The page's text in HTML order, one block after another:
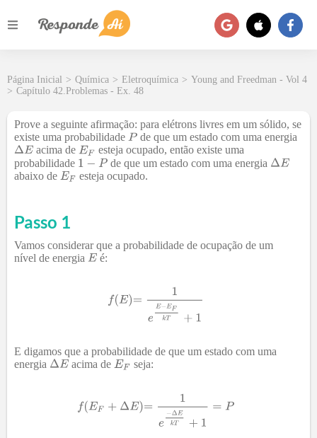
Página Inicial > Química > Eletroquímica > Young and Freedman - Vol 4
> Capítulo 42.Problemas - Ex. 48
Prove a seguinte afirmação: para elétrons livres em um sólido, se
existe uma probabilidade
de que um estado com uma energia
acima de
esteja ocupado, então existe uma
probabilidade
de que um estado com uma energia
abaixo de
esteja ocupado.
Passo 1
Vamos considerar que a probabilidade de ocupação de um
nível de energia
é:
E digamos que a probabilidade de que um estado com uma
energia
acima de seja: